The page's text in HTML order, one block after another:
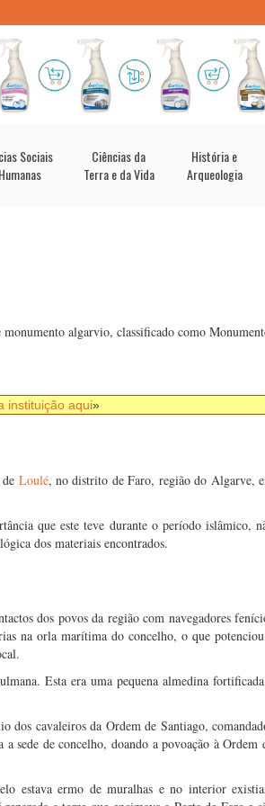
Sociais
Ciências da
Terra e da Vida
História e
Arqueologia
algarvio, classificado como
instituição aqui»
Loulé, no distrito de Faro, região do Algarve,
que este teve durante o período islâmico,
dos materiais encontrados.
dos povos da região com navegadores
na orla marítima do concelho, o que
Esta era uma pequena almedina
dos cavaleiros da Ordem de Santiago,
sede de concelho, doando a povoação à Ordem
estava ermo de muralhas e no interior